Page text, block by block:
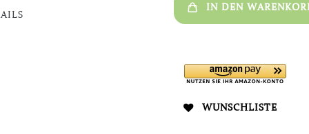
IN DEN
WUNSCHLISTE